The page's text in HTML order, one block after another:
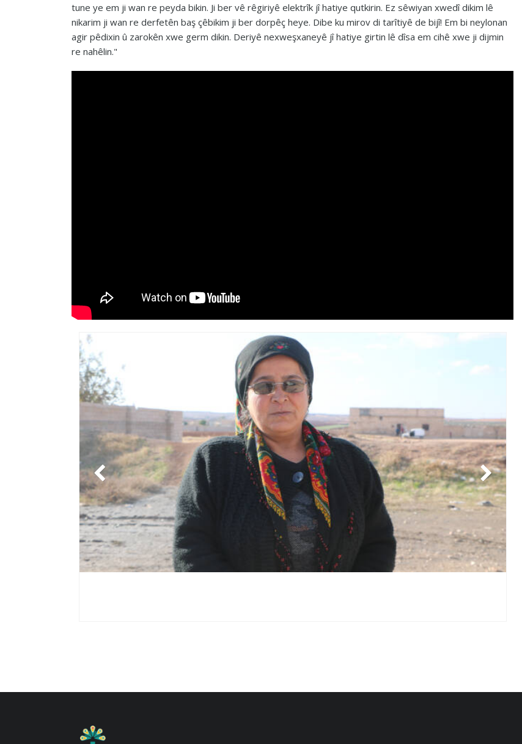
tune ye em ji wan re peyda bikin. Ji ber vê rêgiriyê elektrîk jî hatiye qutkirin. Ez sêwiyan xwedî dikim lê
nikarim ji wan re derfetên baş çêbikim ji ber dorpêç heye. Dibe ku mirov di tarîtiyê de bijî! Em bi neylonan
agir pêdixin û zarokên xwe germ dikin. Deriyê nexweşxaneyê jî hatiye girtin lê dîsa em cihê xwe ji dijmin
re nahêlin."